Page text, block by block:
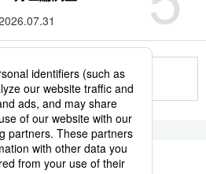
と見る